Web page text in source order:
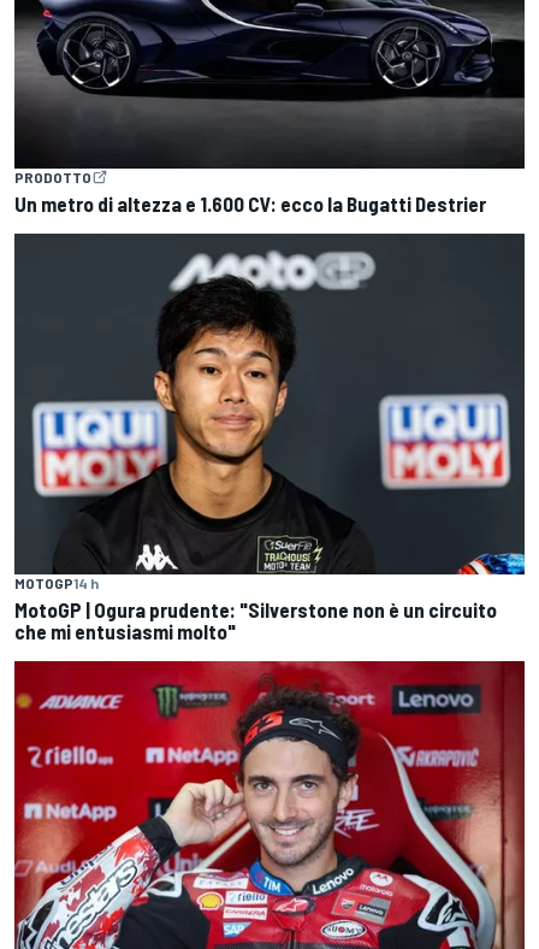
PRODOTTO
Un metro di altezza e 1.600 CV: ecco la Bugatti Destrier
MOTOGP14 h
MotoGP | Ogura prudente: "Silverstone non è un circuito
che mi entusiasmi molto"